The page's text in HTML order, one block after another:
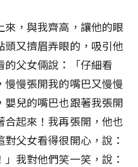
，與我齊高，讓他的眼
又擠眉弄眼的，吸引他
父女倆說：「仔細看
慢張開我的嘴巴又慢慢
兒的嘴巴也跟著我張開
起來！我再張開，他也
父女看得很開心，說：
」我對他們笑一笑，說：